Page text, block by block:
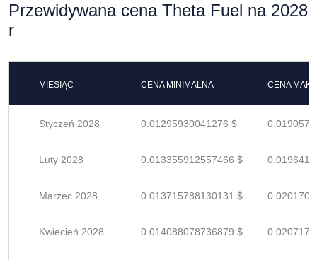
Przewidywana cena Theta Fuel na 2028
r
MIESIĄC CENA MINIMALNA CENA
Styczeń 2028 0.01295930041276 $
Luty 2028 0.013355912557466 $
Marzec 2028 0.013715788130131 $
Kwiecień 2028 0.014088078736879 $